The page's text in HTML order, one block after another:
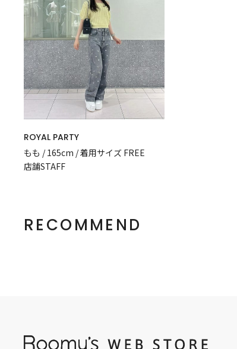
ROYAL PARTY
もも / 165cm / 着用サイズ FREE
店舗STAFF
RECOMMEND